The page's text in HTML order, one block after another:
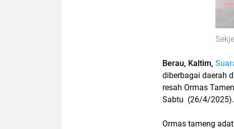
Berau, Kaltim,
diberbagai daerah
resah Ormas
Sabtu (26/4/2025).
Ormas tameng